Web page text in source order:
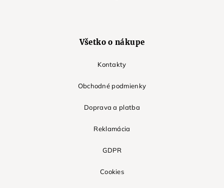
Všetko o nákupe
Kontakty
Obchodné podmienky
Doprava a platba
Reklamácia
GDPR
Cookies